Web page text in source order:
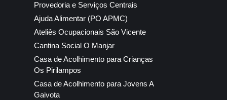
Provedoria e Serviços Centrais
Ajuda Alimentar (PO APMC)
Ateliês Ocupacionais São Vicente
Cantina Social O Manjar
Casa de Acolhimento para Crianças
Os Pirilampos
Casa de Acolhimento para Jovens A
Gaivota